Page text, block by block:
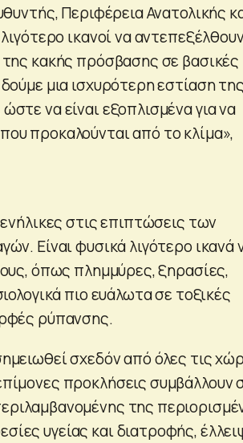
Περιφέρεια Ανατολικής
ικανοί να
της κακής πρόσβασης σε βασικές
μια ισχυρότερη εστίαση της
να είναι εξοπλισμένα για να
προκαλούνται από το κλίμα»,
στις επιπτώσεις των
Είναι φυσικά λιγότερο ικανά
όπως πλημμύρες, ξηρασίες,
πιο ευάλωτα σε τοξικές
ρύπανσης.
σχεδόν από όλες τις
προκλήσεις συμβάλλουν
της
υγείας και διατροφής,